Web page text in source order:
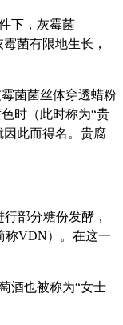
下，灰霉菌
菌有限地生长，
菌菌丝体穿透蜡粉
时（此时称为“贵
此而得名。贵腐
部分糖份发酵，
称VDN）。在这一
酒也被称为“女士